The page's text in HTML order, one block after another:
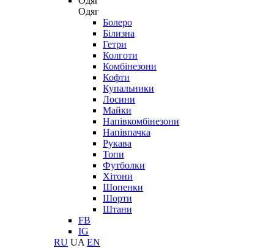
Одяг
Болеро
Білизна
Гетри
Колготи
Комбінезони
Кофти
Купальники
Лосини
Майки
Напівкомбінезони
Напівпачка
Рукава
Топи
Футболки
Хітони
Шопенки
Шорти
Штани
FB
IG
RU UA EN